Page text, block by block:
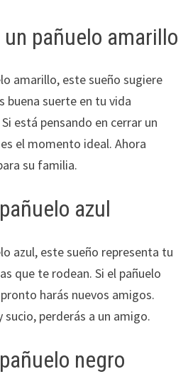
pañuelo amarillo
amarillo, este sueño sugiere
buena suerte en tu vida
está pensando en cerrar un
el momento ideal. Ahora
su familia.
azul
azul, este sueño representa tu
que te rodean. Si el pañuelo
harás nuevos amigos.
perderás a un amigo.
negro